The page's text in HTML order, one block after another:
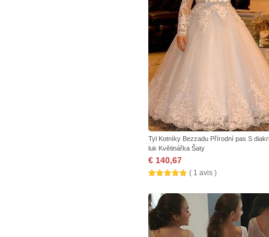
Tyl Kotníky Bezzadu Přírodní pas S
luk Květinářka Šaty
€ 140,67
( 1 avis )